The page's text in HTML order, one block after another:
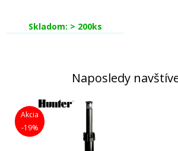
Skladom: > 200ks
Naposledy
Akcia
-19%